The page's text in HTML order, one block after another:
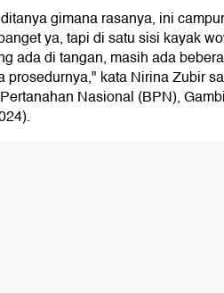
gimana rasanya, ini
ya, tapi di satu sisi kayak
ada di tangan, masih ada
prosedurnya," kata Nirina Zubir
Nasional (BPN),